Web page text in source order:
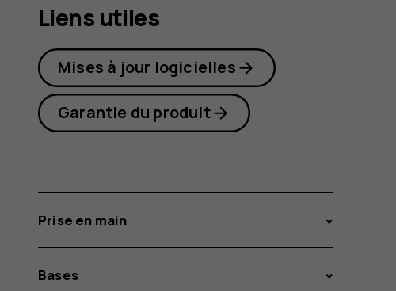
Liens utiles
Mises à jour logicielles
Garantie du produit
Prise en main
Bases